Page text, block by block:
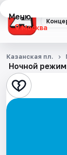
Меню
Москва
Концерты
Города
Ночной режим
Казанская пл.